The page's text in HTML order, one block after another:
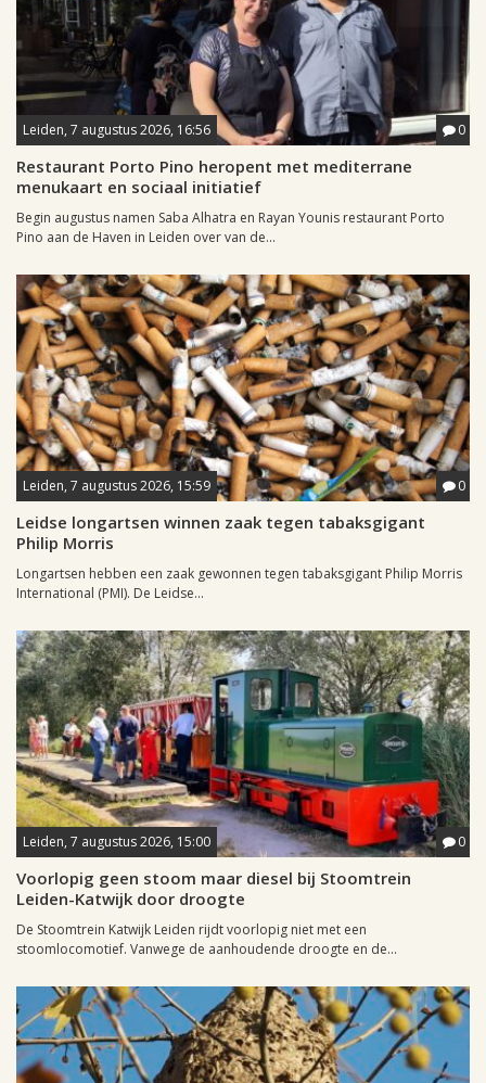
Leiden, 7 augustus 2026, 16:56 0
Restaurant Porto Pino heropent met mediterrane
menukaart en sociaal initiatief
Begin augustus namen Saba Alhatra en Rayan Younis restaurant Porto
Pino aan de Haven in Leiden over van de...
Leiden, 7 augustus 2026, 15:59 0
Leidse longartsen winnen zaak tegen tabaksgigant
Philip Morris
Longartsen hebben een zaak gewonnen tegen tabaksgigant Philip Morris
International (PMI). De Leidse...
Leiden, 7 augustus 2026, 15:00 0
Voorlopig geen stoom maar diesel bij Stoomtrein
Leiden-Katwijk door droogte
De Stoomtrein Katwijk Leiden rijdt voorlopig niet met een
stoomlocomotief. Vanwege de aanhoudende droogte en de...